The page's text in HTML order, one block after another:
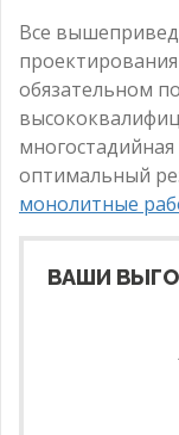
Все
обязательном
оптимальный
монолитные
ВАШИ